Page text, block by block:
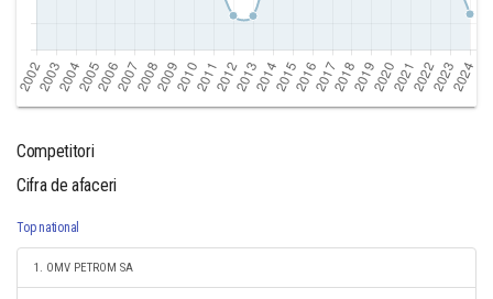
Competitori
Cifra de afaceri
Top national
1. OMV PETROM SA